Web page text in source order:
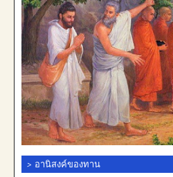
> อานิสงค์ของทาน